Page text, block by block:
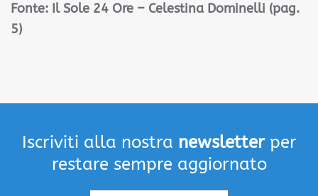
Fonte: Il Sole 24 Ore – Celestina Dominelli (pag.
5)
Iscriviti alla nostra newsletterper
restare sempre aggiornato